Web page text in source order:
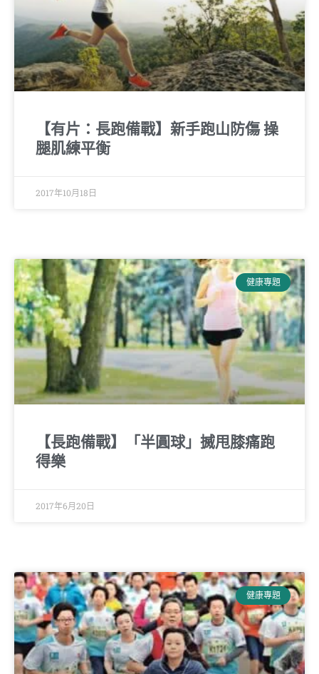
【有片：長跑備戰】新手跑山防傷 操
腿肌練平衡
2017年10月18日
健康專題
【長跑備戰】「半圓球」搣甩膝痛跑
得樂
2017年6月20日
健康專題